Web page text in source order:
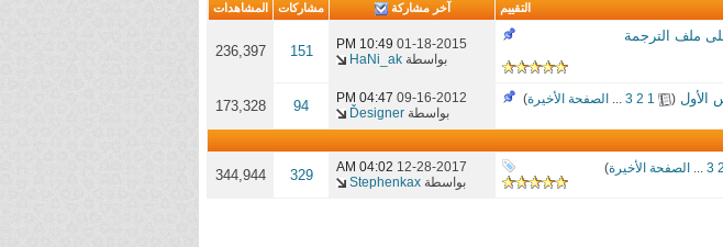
التقييم آخر مشاركة مشاركات المشاهدات
ملف الترجمة 01-18-2015
10:49 PM
بواسطة HaNi_ak
151
236,397
الأول (
1
2
3
... الصفحة الأخيرة)
09-16-2012
04:47 PM
بواسطة Ďesigner
94
173,328
2
3
... الصفحة الأخيرة)
12-28-2017
04:02 AM
بواسطة Stephenkax
329
344,944